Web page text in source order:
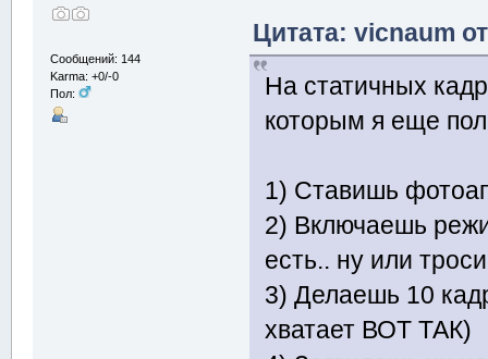
Сообщений: 144
Karma: +0/-0
Пол:
Цитата: vicnaum
На статичных
которым я еще
1) Ставишь
2) Включаешь
есть.. ну или
3) Делаешь 10
хватает ВОТ ТАК)